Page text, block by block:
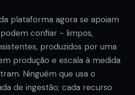
plataforma agora se apoiam
confiar - limpos,
produzidos por uma
produção e escala à medida
Ninguém que usa o
de ingestão; cada recurso